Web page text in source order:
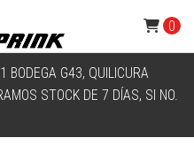
BODEGA G43, QUILICURA
STOCK DE 7 DÍAS, SI NO.
0